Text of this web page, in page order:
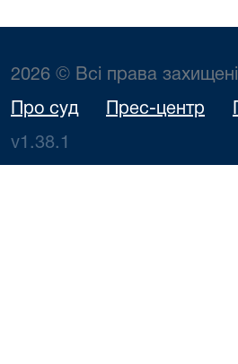
2026 © Всі права захищені
Про суд Прес-центр
v1.38.1